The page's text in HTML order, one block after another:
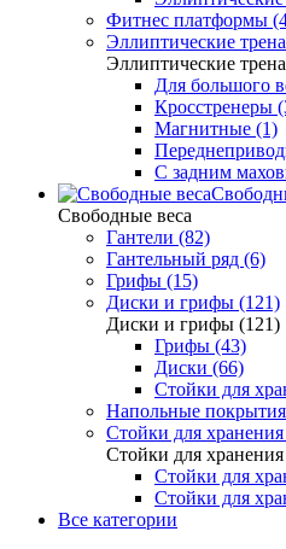
Фитнес платформы
Эллиптические
Эллиптические
Для большого
Кросстренеры
Магнитные (1)
С задним
Свободные веса
Гантели (82)
Гантельный ряд (6)
Грифы (15)
Диски и грифы (121)
Диски и грифы (121)
Грифы (43)
Диски (66)
Стойки для
Напольные покрытия
Стойки для
Стойки для
Стойки для
Стойки для
Все категории